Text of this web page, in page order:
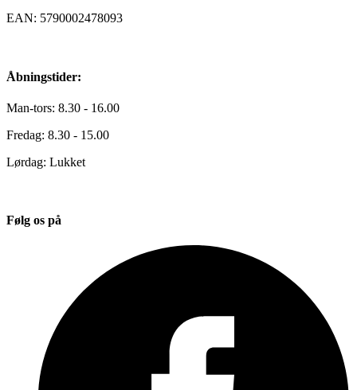
EAN: 5790002478093
Åbningstider:
Man-tors: 8.30 - 16.00
Fredag: 8.30 - 15.00
Lørdag: Lukket
Følg os på